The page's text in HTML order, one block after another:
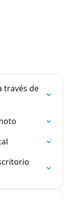
través de